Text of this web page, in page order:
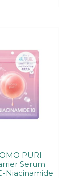
PURI
Serum
Niacinamide